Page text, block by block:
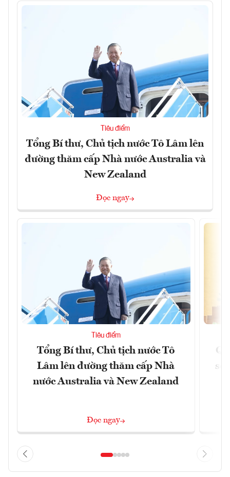
Tiêu điểm
Tổng Bí thư, Chủ tịch nước Tô Lâm lên
đường thăm cấp Nhà nước Australia và
New Zealand
Đọc ngay
Tiêu điểm
Tổng Bí thư, Chủ tịch nước Tô
Lâm lên đường thăm cấp Nhà
nước Australia và New Zealand
Đọc ngay